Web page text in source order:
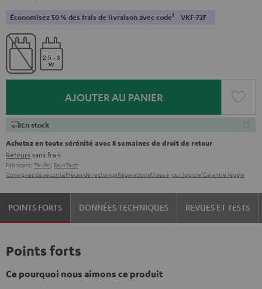
Économisez 50 % des frais de livraison avec code1 VKF-72F
AJOUTER AU PANIER
En stock
Achetez en toute sérénité avec 8 semaines de droit de retour
Retourssans frais
Fabricant: Teufel FeinTech
Consignes de sécuritéPièces de rechangeRéparationsMises à jour logicielGarantie légale
POINTS FORTS DONNÉES TECHNIQUES REVUES ET TESTS
Points forts
Ce pourquoi nous aimons ce produit